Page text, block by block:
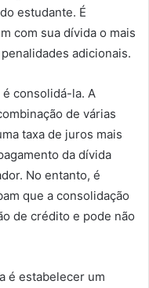
estudante. É
com sua dívida o mais
adicionais.
é consolidá-la. A
de várias
taxa de juros mais
da dívida
No entanto, é
que a consolidação
de crédito e pode não
é estabelecer um